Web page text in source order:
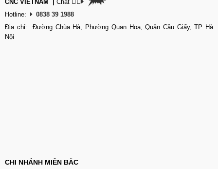
CNC VIETNAM Chat
Hotline:
0838 39 1988
Địa chỉ: Đường Chùa Hà, Phường Quan Hoa, Quận Cầu Giấy, TP Hà
Nội
CHI NHÁNH MIỀN BẮC